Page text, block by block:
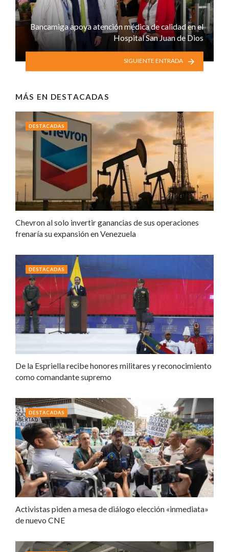
Bancamiga apoya atención médica de calidad en el
Hospital San Juan de Dios
SIGUIENTE ENTRADA
MÁS EN DESTACADAS
Chevron al solo invertir ganancias de sus operaciones
frenaría su expansión en Venezuela
DESTACADAS
De la Espriella recibe honores militares y reconocimiento
como comandante supremo
DESTACADAS
Activistas piden a mesa de diálogo elección «inmediata»
de nuevo CNE
DESTACADAS